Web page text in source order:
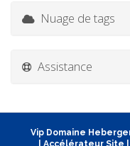
Nuage de tags
Assistance
Vip Domaine
Accélérateur Site